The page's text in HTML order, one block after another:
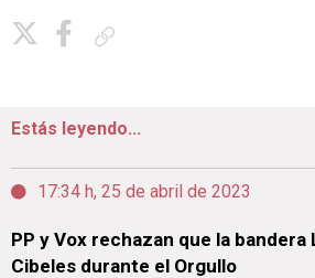
Estás leyendo...
17:34 h, 25 de abril de 2023
PP y Vox rechazan que la bandera
Cibeles durante el Orgullo